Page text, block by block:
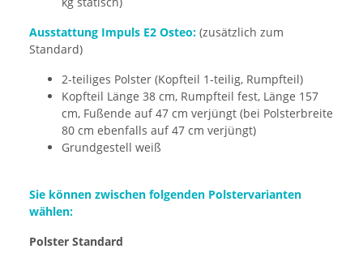
Ausstattung Impuls E2 Osteo: (zusätzlich zum
Standard)
2-teiliges Polster (Kopfteil 1-teilig, Rumpfteil)
Kopfteil Länge 38 cm, Rumpfteil fest, Länge 157
cm, Fußende auf 47 cm verjüngt (bei Polsterbreite
80 cm ebenfalls auf 47 cm verjüngt)
Grundgestell weiß
Sie können zwischen folgenden Polstervarianten
wählen:
Polster Standard